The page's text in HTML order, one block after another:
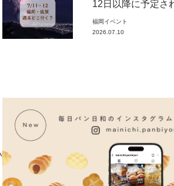
12日以降に予定さ
福岡 イベント
2026.07.10